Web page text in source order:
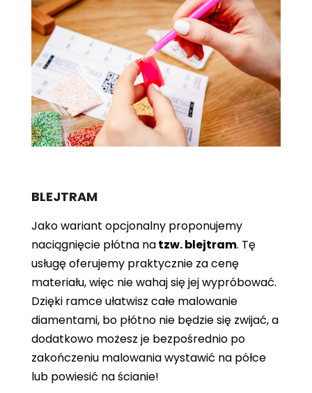
BLEJTRAM
Jako wariant opcjonalny proponujemy
naciągnięcie płótna natzw. blejtram. Tę
usługę oferujemy praktycznie za cenę
materiału, więc nie wahaj się jej wypróbować.
Dzięki ramce ułatwisz całe malowanie
diamentami, bo płótno nie będzie się zwijać, a
dodatkowo możesz je bezpośrednio po
zakończeniu malowania wystawić na półce
lub powiesić na ścianie!